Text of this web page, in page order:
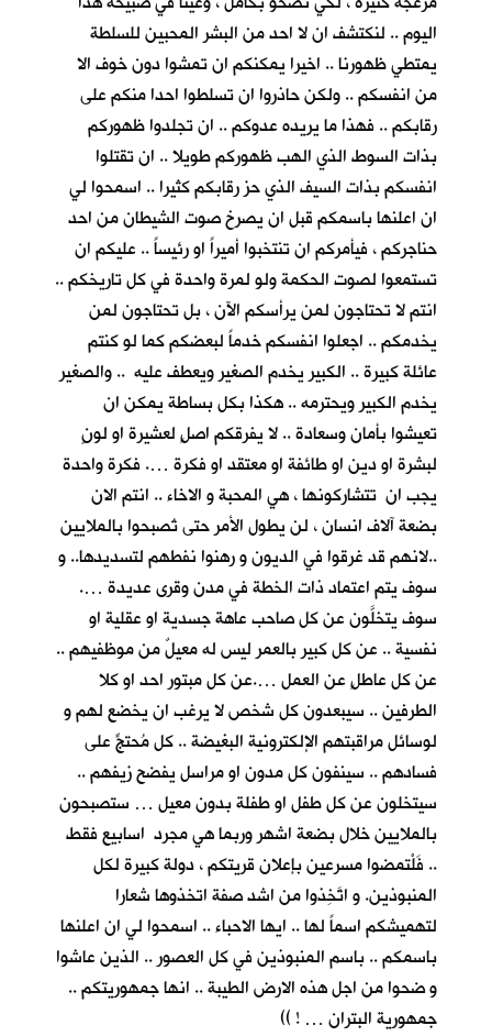
اليوم .. لنكتشف ان لا احد من البشر المحبين للسلطة
يمتطي ظهورنا .. اخيرا يمكنكم ان تمشوا دون خوف الا
من انفسكم .. ولكن حاذروا ان تسلطوا احدا منكم على
رقابكم .. فهذا ما يريده عدوكم .. ان تجلدوا ظهوركم
بذات السوط الذي الهب ظهوركم طويلا .. ان تقتلوا
انفسكم بذات السيف الذي حز رقابكم كثيرا .. اسمحوا لي
ان اعلنها باسمكم قبل ان يصرخ صوت الشيطان من احد
حناجركم ، فيأمركم ان تنتخبوا أميراً او رئيساً .. عليكم ان
تستمعوا لصوت الحكمة ولو لمرة واحدة في كل تاريخكم ..
انتم لا تحتاجون لمن يرأسكم الآن ، بل تحتاجون لمن
يخدمكم .. اجعلوا انفسكم خدماً لبعضكم كما لو كنتم
عائلة كبيرة .. الكبير يخدم الصغير ويعطف عليه .. والصغير
يخدم الكبير ويحترمه .. هكذا بكل بساطة يمكن ان
تعيشوا بأمان وسعادة .. لا يفرقكم اصلٍ لعشيرة او لونٍ
لبشرة او دين او طائفة او معتقد او فكرة …. فكرة واحدة
يجب ان تتشاركونها ، هي المحبة و الاخاء .. انتم الان
بضعة آلاف انسان ، لن يطول الأمر حتى تُصبحوا بالملايين
..لانهم قد غرقوا في الديون و رهنوا نفطهم لتسديدها.. و
سوف يتم اعتماد ذات الخطة في مدن وقرى عديدة ….
سوف يتخلَّون عن كل صاحب عاهة جسدية او عقلية او
نفسية .. عن كل كبير بالعمر ليس له معيلٌ من موظفيهم ..
عن كل عاطلٍ عن العمل ….عن كل مبتور احد او كلا
الطرفين .. سيبعدون كل شخص لا يرغب ان يخضع لهم و
لوسائل مراقبتهم الإلكترونية البغيضة .. كل مُحتجٍّ على
فسادهم .. سينفون كل مدون او مراسل يفضح زيفهم ..
سيتخلون عن كل طفل او طفلة بدون معيل … ستصبحون
بالملايين خلال بضعة اشهر وربما هي مجرد اسابيع فقط
.. فَلْتمضوا مسرعين بإعلان قريتكم ، دولة كبيرة لكل
المنبوذين. و اتَّخِذوا من اشد صفة اتخذوها شعارا
لتهميشكم اسماً لها .. ايها الاحباء .. اسمحوا لي ان اعلنها
باسمكم .. باسم المنبوذين في كل العصور .. الذين عاشوا
و ضحوا من اجل هذه الارض الطيبة .. انها جمهوريتكم ..
جمهورية البتران … ! ))